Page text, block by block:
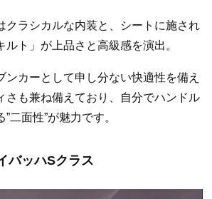
クラシカルな内装と、シートに施され
ルト」が上品さと高級感を演出。
ンカーとして申し分ない快適性を備え
さも兼ね備えており、自分でハンドル
二面性”が魅力です。
バッハSクラス